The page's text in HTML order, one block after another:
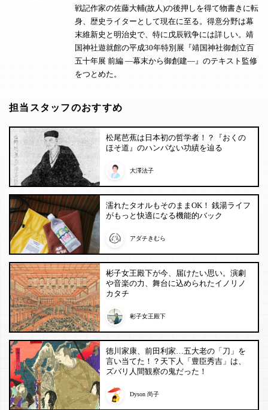
戦記作家の佐藤大輔(故人)の後押しを得て物書きに転
身、歴史ライターとして現在に至る。得意分野は幕
末維新史と明治史で、特に戊辰戦争には詳しい。靖
国神社遊就館の平成30年特別展『靖国神社御創立百
五十年展 前編 ―幕末から御創建―』のテキスト監修
をつとめた。
担当スタッフのおすすめ
松尾芭蕉は日本初の哲学者！？『おくの
ほそ道』のハンパない功績を辿る
大澤法子
濡れたタオルもそのままOK！ 銭湯ライフ
がもっと快適になる機能的バック
アダチきむら
彬子女王殿下が今、届けたい思い。演劇
や音楽の力、舞台に込められたイノリノ
カタチ
彬子女王殿下
徳川家康、前田利家…五大老の「刀」を
言い当てた！？天下人「豊臣秀吉」は、
ズバリ人間観察の鬼だった！
Dyson 尚子